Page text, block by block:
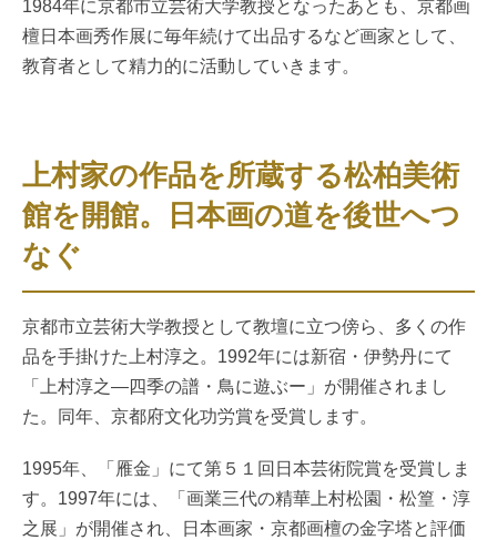
1984年に京都市立芸術大学教授となったあとも、京都画
檀日本画秀作展に毎年続けて出品するなど画家として、
教育者として精力的に活動していきます。
上村家の作品を所蔵する松柏美術
館を開館。日本画の道を後世へつ
なぐ
京都市立芸術大学教授として教壇に立つ傍ら、多くの作
品を手掛けた上村淳之。1992年には新宿・伊勢丹にて
「上村淳之―四季の譜・鳥に遊ぶー」が開催されまし
た。同年、京都府文化功労賞を受賞します。
1995年、「雁金」にて第５１回日本芸術院賞を受賞しま
す。1997年には、「画業三代の精華上村松園・松篁・淳
之展」が開催され、日本画家・京都画檀の金字塔と評価